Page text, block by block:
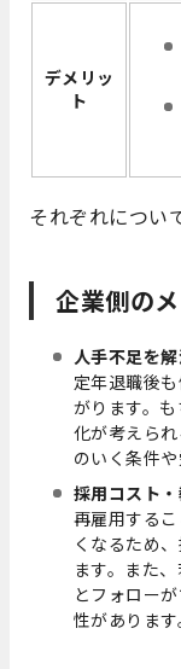
デメリッ
ト
それぞれについ
企業側の
人手不足を
定年退職後
がります。
化が考えら
のいく条件
採用コスト
再雇用する
くなるため
ます。また
とフォロー
性があります